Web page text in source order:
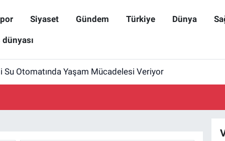
Siyaset Gündem Türkiye Dünya
Su Otomatında Yaşam Mücadelesi Veriyor